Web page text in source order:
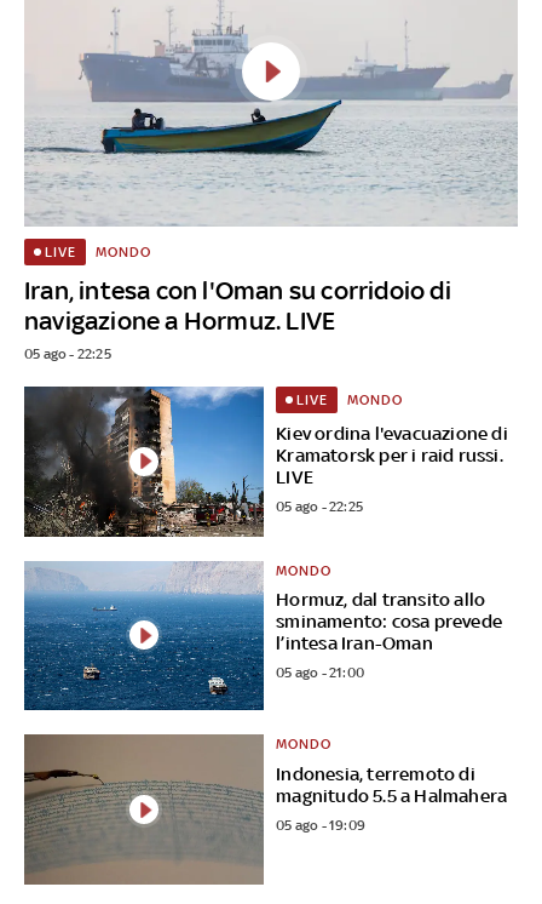
Iran, intesa con l'Oman su corridoio di
navigazione a Hormuz. LIVE
LIVE MONDO
05 ago - 22:25
Kiev ordina l'evacuazione di
Kramatorsk per i raid russi.
LIVE
LIVE MONDO
05 ago - 22:25
Hormuz, dal transito allo
sminamento: cosa prevede
l’intesa Iran-Oman
MONDO
05 ago - 21:00
Indonesia, terremoto di
magnitudo 5.5 a Halmahera
MONDO
05 ago - 19:09